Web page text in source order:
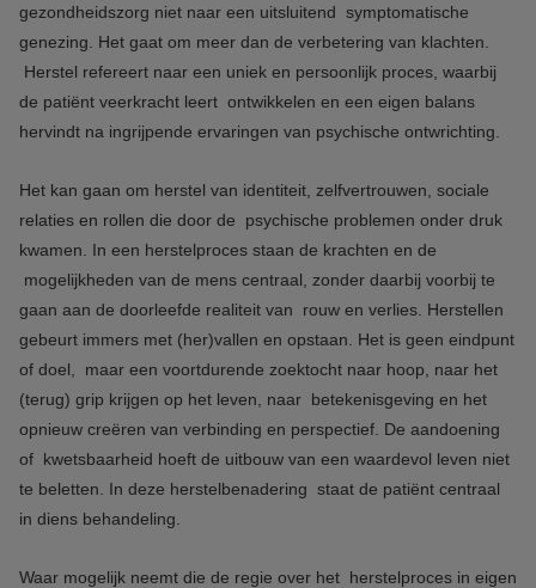
gezondheidszorg niet naar een uitsluitend symptomatische
genezing. Het gaat om meer dan de verbetering van klachten.
Herstel refereert naar een uniek en persoonlijk proces, waarbij
de patiënt veerkracht leert ontwikkelen en een eigen balans
hervindt na ingrijpende ervaringen van psychische ontwrichting.
Het kan gaan om herstel van identiteit, zelfvertrouwen, sociale
relaties en rollen die door de psychische problemen onder druk
kwamen. In een herstelproces staan de krachten en de
mogelijkheden van de mens centraal, zonder daarbij voorbij te
gaan aan de doorleefde realiteit van rouw en verlies. Herstellen
gebeurt immers met (her)vallen en opstaan. Het is geen eindpunt
of doel, maar een voortdurende zoektocht naar hoop, naar het
(terug) grip krijgen op het leven, naar betekenisgeving en het
opnieuw creëren van verbinding en perspectief. De aandoening
of kwetsbaarheid hoeft de uitbouw van een waardevol leven niet
te beletten. In deze herstelbenadering staat de patiënt centraal
in diens behandeling.
Waar mogelijk neemt die de regie over het herstelproces in eigen